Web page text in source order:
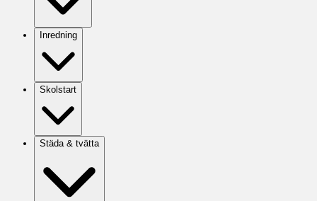
Inredning
Skolstart
Städa & tvätta